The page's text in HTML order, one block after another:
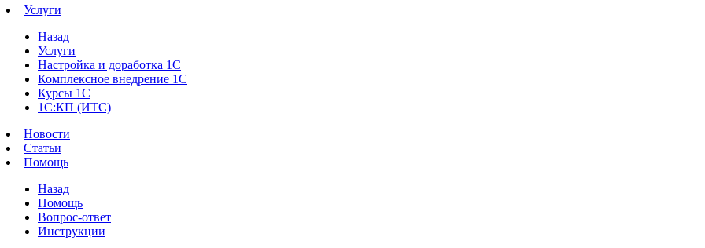
Услуги
Назад
Услуги
Настройка и доработка 1С
Комплексное внедрение 1С
Курсы 1С
1С:КП (ИТС)
Новости
Статьи
Помощь
Назад
Помощь
Вопрос-ответ
Инструкции